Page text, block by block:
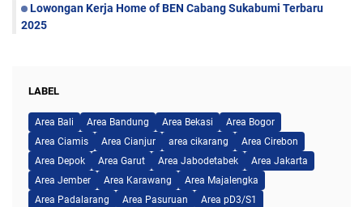
Lowongan Kerja Home of BEN Cabang Sukabumi Terbaru
2025
LABEL
Area Bali Area Bandung Area Bekasi
Area Bogor
Area Ciamis
Area Cianjur area cikarang
Area Cirebon
Area Depok
Area Garut Area Jabodetabek
Area Jakarta
Area Jember
Area Karawang
Area Majalengka
Area Padalarang
Area Pasuruan
Area pD3/S1